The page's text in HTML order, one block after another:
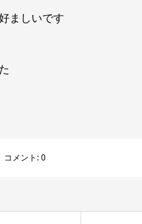
ましいです
コメント:0